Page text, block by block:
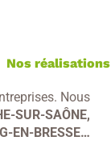
Nos réalisations
Nous
SUR-SAÔNE,
EN-BRESSE…